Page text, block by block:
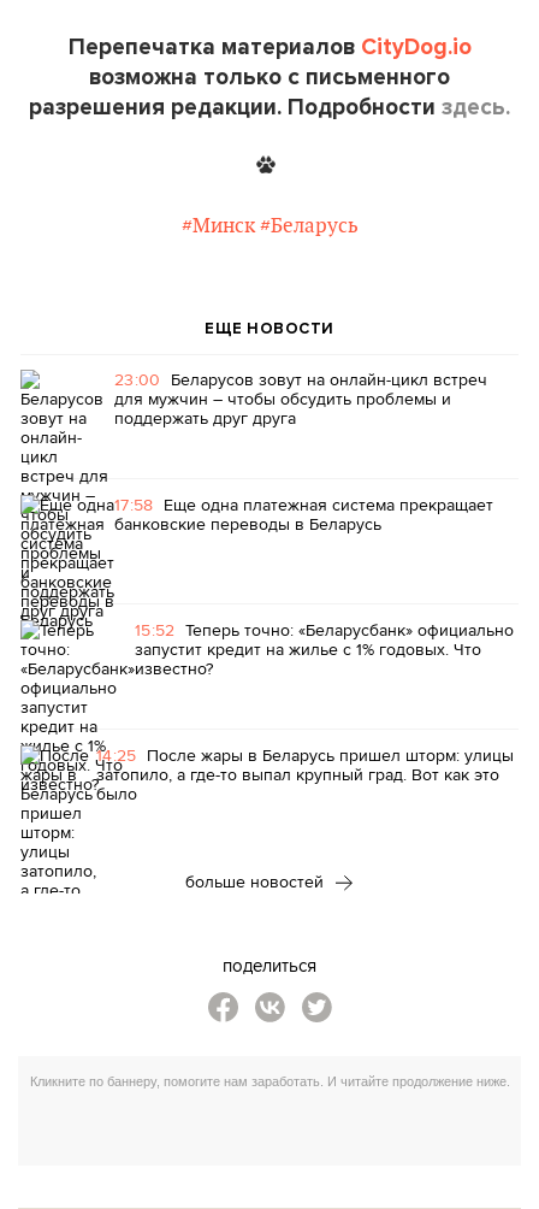
Перепечатка материалов CityDog.io
возможна только с письменного
разрешения редакции. Подробности здесь.
#Минск #Беларусь
ЕЩЕ НОВОСТИ
23:00 Беларусов зовут на онлайн-цикл встреч
для мужчин – чтобы обсудить проблемы и
поддержать друг друга
17:58 Еще одна платежная система прекращает
банковские переводы в Беларусь
15:52 Теперь точно: «Беларусбанк» официально
запустит кредит на жилье с 1% годовых. Что
известно?
14:25 После жары в Беларусь пришел шторм: улицы
затопило, а где-то выпал крупный град. Вот как это
было
больше новостей
поделиться